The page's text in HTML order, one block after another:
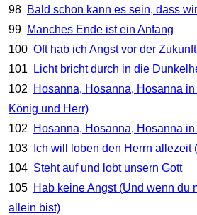
98 Bald schon kann es sein, dass
99 Manches Ende ist ein Anfang
100 Oft hab ich Angst vor der Zukunft
101
Licht bricht durch in die
102
Hosanna, Hosanna, Hosanna
König und Herr)
102
Hosanna, Hosanna, Hosanna
103
Ich will loben den Herrn allezeit
104 Steht auf und lobt unsern Gott
105 Hab keine Angst (Und wenn du
allein bist)